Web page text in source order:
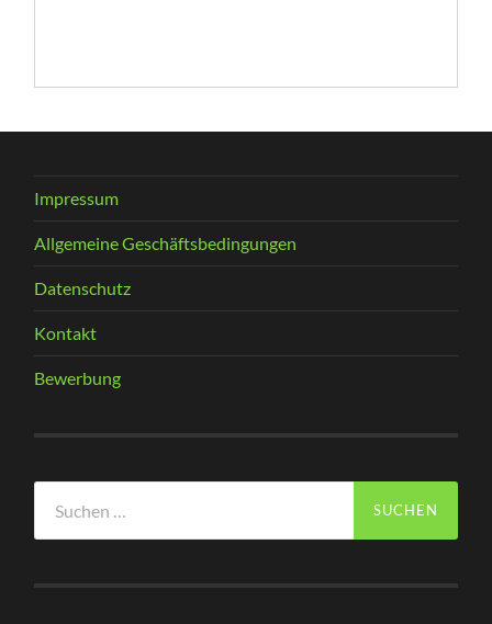
Impressum
Allgemeine Geschäftsbedingungen
Datenschutz
Kontakt
Bewerbung
nach: